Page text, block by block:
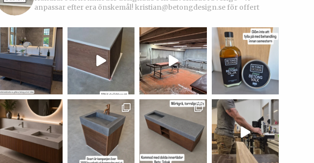
anpassar efter era önskemål! kristian@betongdesign.se för offert